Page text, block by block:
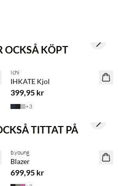
OCKSÅ KÖPT
NYHET
BASIC DEAL
Ichi
IHKATE Kjol
399,95 kr
+3
Next
TITTAT PÅ
NYHET
BASIC DEAL
b.young
Blazer
699,95 kr
Next